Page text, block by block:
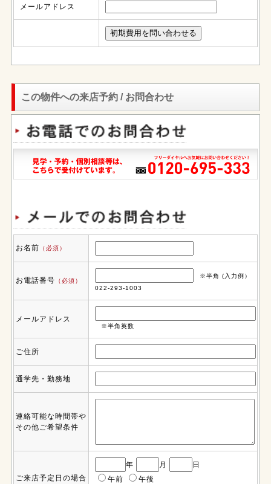
メールアドレス
この物件への来店予約 / お問合わせ
お名前 （必須）
お電話番号 （必須）
※半角 (入力例）
022-293-1003
メールアドレス
※半角英数
ご住所
通学先・勤務地
連絡可能な時間帯や
その他ご希望条件
ご来店予定日の場合
年 月
日
午前
午後